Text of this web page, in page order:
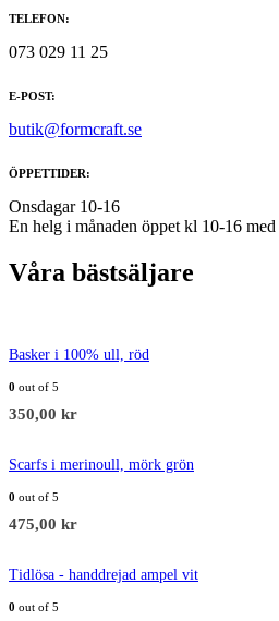
TELEFON:
073 029 11 25
E-POST:
butik@formcraft.se
ÖPPETTIDER:
Onsdagar 10-16
En helg i månaden öppet kl 10-16
Våra bästsäljare
Basker i 100% ull, röd
0 out of 5
350,00 kr
Scarfs i merinoull, mörk grön
0 out of 5
475,00 kr
Tidlösa - handdrejad ampel vit
0 out of 5